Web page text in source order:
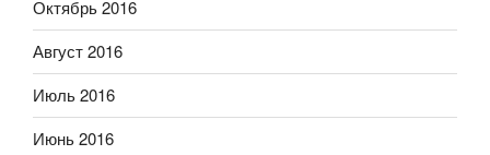
Октябрь 2016
Август 2016
Июль 2016
Июнь 2016